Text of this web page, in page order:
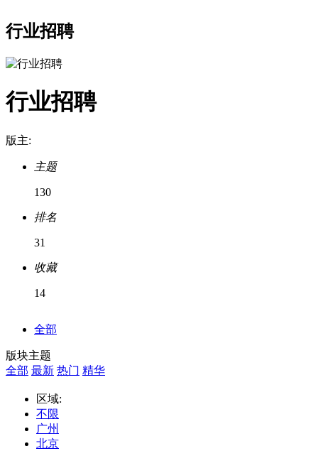
行业招聘
行业招聘
版主:
主题
130
排名
31
收藏
14
全部
版块主题
全部 最新 热门 精华
区域:
不限
广州
北京